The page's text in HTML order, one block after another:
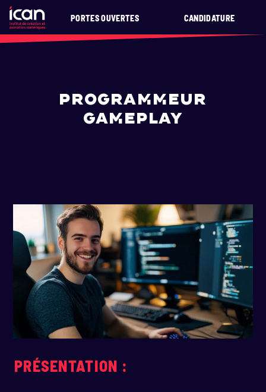
PORTES OUVERTES CANDIDATURE
PROGRAMMEUR
GAMEPLAY
PRÉSENTATION :